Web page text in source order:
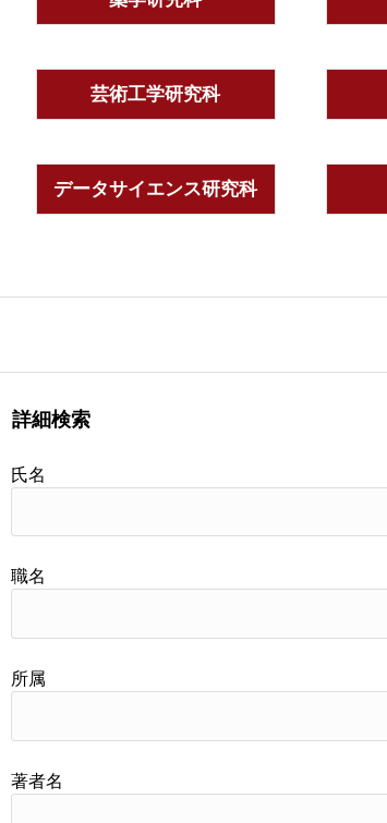
芸術工学研究科
データサイエンス研究科
詳細検索
氏名
職名
所属
著者名